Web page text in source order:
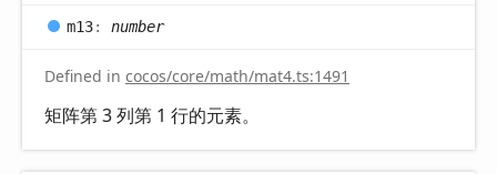
m13: number
Defined in cocos/core/math/mat4.ts:1491
矩阵第 3 列第 1 行的元素。